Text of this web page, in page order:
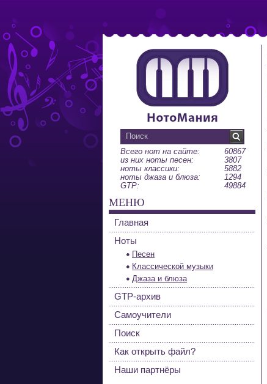
Всего нот на сайте:
60867
из них ноты песен:
3807
ноты классики:
5882
ноты джаза и блюза:
1294
GTP:
49884
МЕНЮ
Главная
Ноты
Песен
Классической музыки
Джаза и блюза
GTP-архив
Самоучители
Поиск
Как открыть файл?
Наши партнёры